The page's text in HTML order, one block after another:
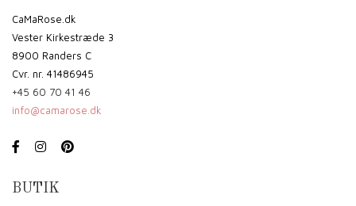
CaMaRose.dk
Vester Kirkestræde 3
8900 Randers C
Cvr. nr. 41486945
+45 60 70 41 46
info@camarose.dk
BUTIK